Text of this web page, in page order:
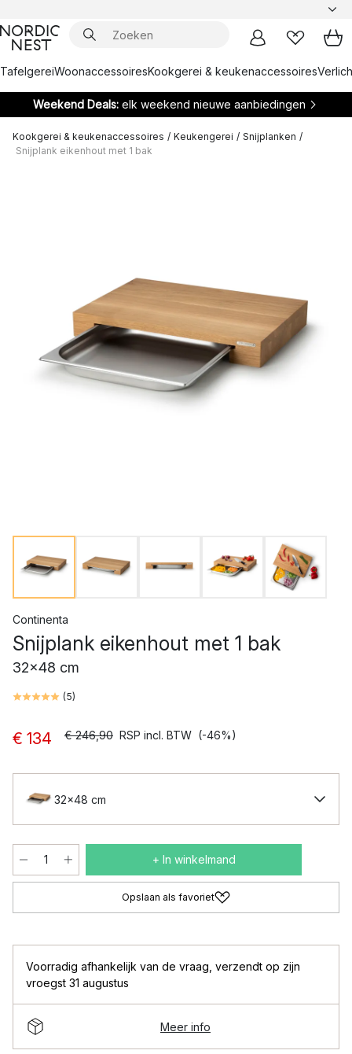
TafelgereiWoonaccessoiresKookgerei & keukenaccessoires
Weekend Deals: elk weekend nieuwe aanbiedingen
Kookgerei & keukenaccessoires / Keukengerei / Snijplanken /
Snijplank eikenhout met 1 bak
Continenta
Snijplank eikenhout met 1 bak
32x48 cm
(5)
€ 134 € 246,90 RSP incl. BTW (-46%)
32x48 cm
+ In winkelmand
Opslaan als favoriet
Voorradig afhankelijk van de vraag verzendt op zijn
vroegst 31 augustus
Meer info